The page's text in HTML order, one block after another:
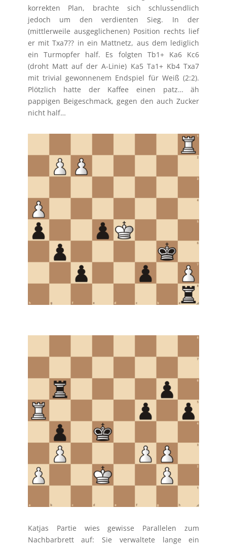
korrekten Plan, brachte sich schlussendlich
jedoch um den verdienten Sieg. In der
(mittlerweile ausgeglichenen) Position rechts lief
er mit Txa7?? in ein Mattnetz, aus dem lediglich
ein Turmopfer half. Es folgten Tb1+ Ka6 Kc6
(droht Matt auf der A-Linie) Ka5 Ta1+ Kb4 Txa7
mit trivial gewonnenem Endspiel für Weiß (2:2).
Plötzlich hatte der Kaffee einen patz… äh
pappigen Beigeschmack, gegen den auch Zucker
nicht half…
Katjas Partie wies gewisse Parallelen zum
Nachbarbrett auf: Sie verwaltete lange ein